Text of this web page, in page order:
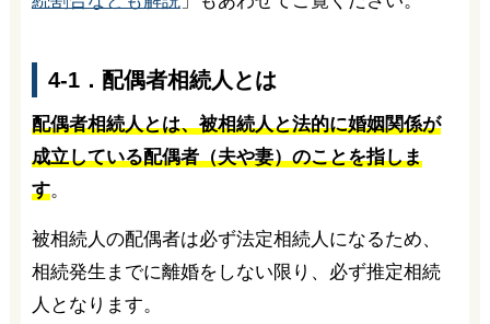
4-1．配偶者相続人とは
配偶者相続人とは、被相続人と法的に婚姻関係が
成立している配偶者（夫や妻）のことを指しま
す。
被相続人の配偶者は必ず法定相続人になるため、
相続発生までに離婚をしない限り、必ず推定相続
人となります。